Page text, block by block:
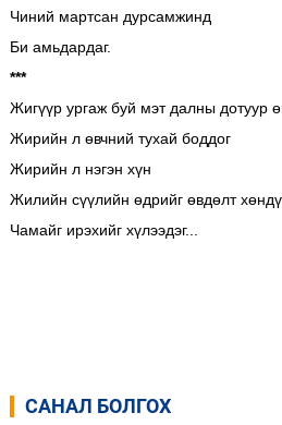
Чиний мартсан дурсамжинд
Би амьдардаг.
***
Жигүүр ургаж буй мэт далны дотуур
Жирийн л өвчний тухай боддог
Жирийн л нэгэн хүн
Жилийн сүүлийн өдрийг өвдөлт
Чамайг ирэхийг хүлээдэг...
САНАЛ БОЛГОХ